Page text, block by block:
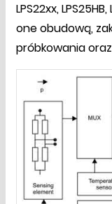
LPS22xx,
one obudową,
próbkowania